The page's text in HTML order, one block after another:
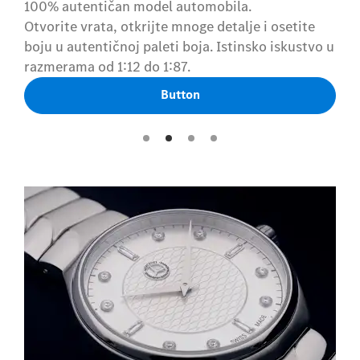
100% autentičan model automobila.
Otvorite vrata, otkrijte mnoge detalje i osetite
boju u autentičnoj paleti boja. Istinsko iskustvo u
razmerama od 1:12 do 1:87.
Button
100% autentičan model automobila.
Otvorite vrata, otkrijte mnoge detalje i osetite
boju u autentičnoj paleti boja. Istinsko iskustvo u
razmerama od 1:12 do 1:87.
Button